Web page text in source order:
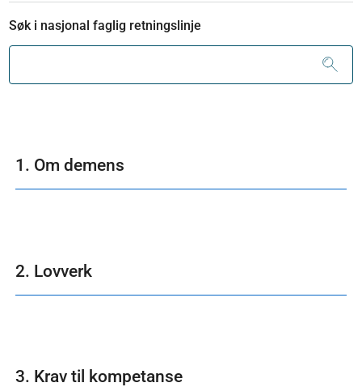
Søk i nasjonal faglig retningslinje
1. Om demens
2. Lovverk
3. Krav til kompetanse